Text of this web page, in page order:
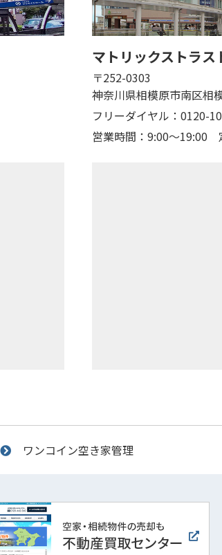
マトリックストラ
〒252-0303
神奈川県相模原市南区
フリーダイヤル：0120-
営業時間：9:00～19:00
ワンコイン空き家管理